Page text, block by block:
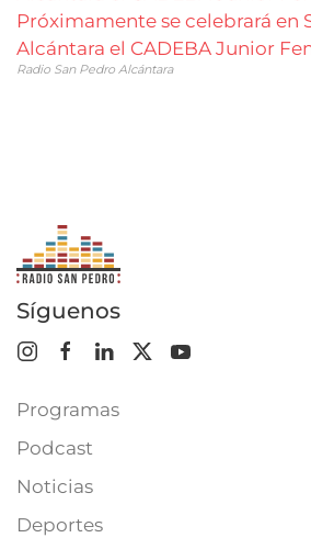
Próximamente se celebrará en
Alcántara el CADEBA Junior
Radio San Pedro Alcántara
Síguenos
Programas
Podcast
Noticias
Deportes